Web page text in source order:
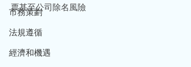
市務策劃
法規遵循
經濟和機遇
票甚至公司除名風險